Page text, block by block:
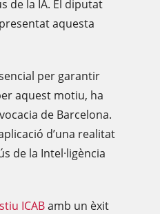
de la IA. El diputat
aquesta
per garantir
aquest motiu, ha
de Barcelona.
d’una realitat
de la Intel·ligència
ICABamb un èxit